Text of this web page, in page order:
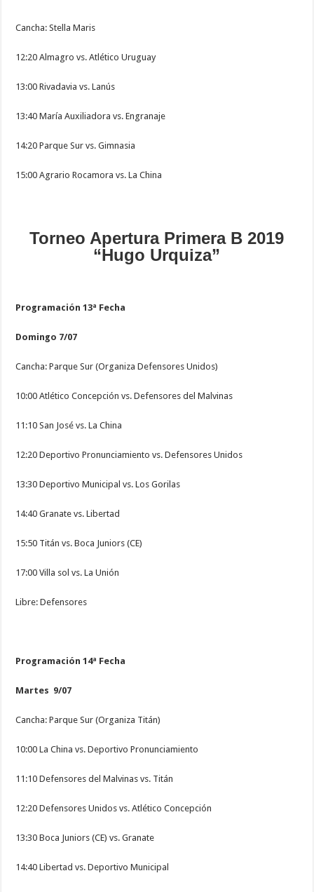
Cancha: Stella Maris
12:20 Almagro vs. Atlético Uruguay
13:00 Rivadavia vs. Lanús
13:40 María Auxiliadora vs. Engranaje
14:20 Parque Sur vs. Gimnasia
15:00 Agrario Rocamora vs. La China
Torneo Apertura Primera B 2019
“Hugo Urquiza”
Programación 13ª Fecha
Domingo 7/07
Cancha: Parque Sur (Organiza Defensores Unidos)
10:00 Atlético Concepción vs. Defensores del Malvinas
11:10 San José vs. La China
12:20 Deportivo Pronunciamiento vs. Defensores Unidos
13:30 Deportivo Municipal vs. Los Gorilas
14:40 Granate vs. Libertad
15:50 Titán vs. Boca Juniors (CE)
17:00 Villa sol vs. La Unión
Libre: Defensores
Programación 14ª Fecha
Martes 9/07
Cancha: Parque Sur (Organiza Titán)
10:00 La China vs. Deportivo Pronunciamiento
11:10 Defensores del Malvinas vs. Titán
12:20 Defensores Unidos vs. Atlético Concepción
13:30 Boca Juniors (CE) vs. Granate
14:40 Libertad vs. Deportivo Municipal